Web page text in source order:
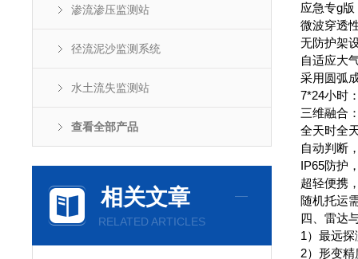
渗流渗压监测站
径流泥沙监测系统
水土流失监测站
查看全部产品
相关文章
RELATED ARTICLES
应急专g
微波穿透
无防护架
自适应大
采用圆弧
7*24小时
三维融合
全天时全
自动判断
IP65防护
超轻便携
随机托运
四、雷达
1）最远
2）形变